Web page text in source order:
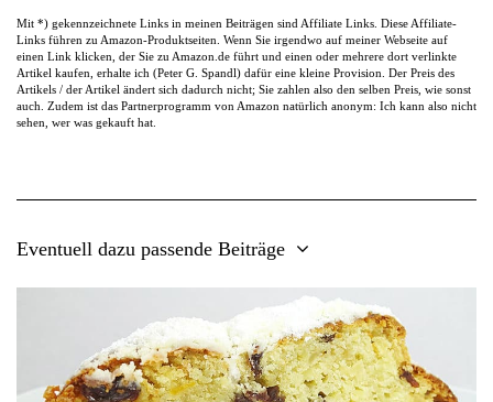
Mit *) gekennzeichnete Links in meinen Beiträgen sind Affiliate Links. Diese Affiliate-
Links führen zu Amazon-Produktseiten. Wenn Sie irgendwo auf meiner Webseite auf
einen Link klicken, der Sie zu Amazon.de führt und einen oder mehrere dort verlinkte
Artikel kaufen, erhalte ich (Peter G. Spandl) dafür eine kleine Provision. Der Preis des
Artikels / der Artikel ändert sich dadurch nicht; Sie zahlen also den selben Preis, wie sonst
auch. Zudem ist das Partnerprogramm von Amazon natürlich anonym: Ich kann also nicht
sehen, wer was gekauft hat.
Eventuell dazu passende Beiträge